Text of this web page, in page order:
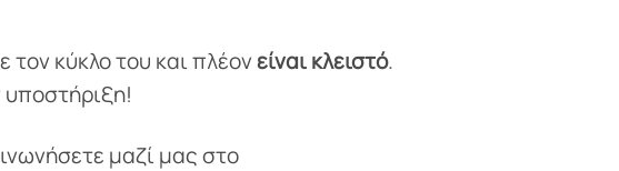
κύκλο του και πλέονείναι κλειστό.
υποστήριξη!
μαζί μας στο